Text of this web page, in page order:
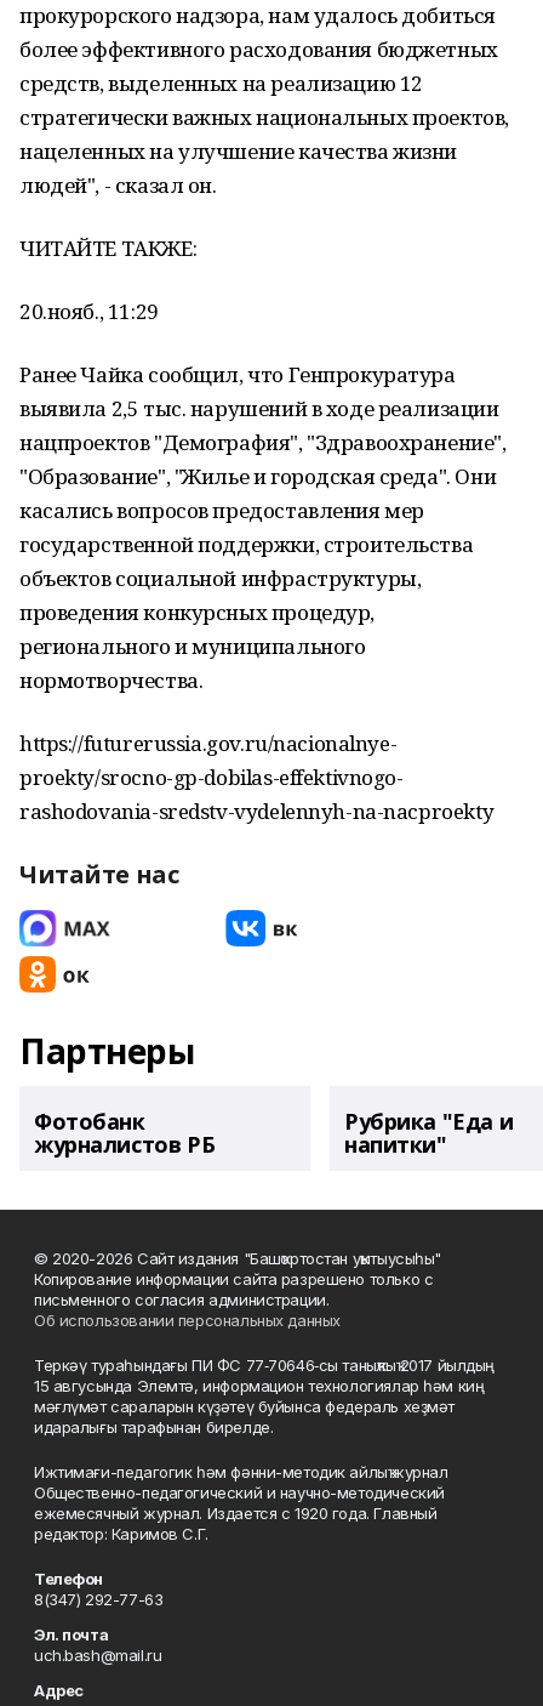
прокурорского надзора, нам удалось добиться
более эффективного расходования бюджетных
средств, выделенных на реализацию 12
стратегически важных национальных проектов,
нацеленных на улучшение качества жизни
людей", - сказал он.
ЧИТАЙТЕ ТАКЖЕ:
20.нояб., 11:29
Ранее Чайка сообщил, что Генпрокуратура
выявила 2,5 тыс. нарушений в ходе реализации
нацпроектов "Демография", "Здравоохранение",
"Образование", "Жилье и городская среда". Они
касались вопросов предоставления мер
государственной поддержки, строительства
объектов социальной инфраструктуры,
проведения конкурсных процедур,
регионального и муниципального
нормотворчества.
https://futurerussia.gov.ru/nacionalnye-
proekty/srocno-gp-dobilas-effektivnogo-
rashodovania-sredstv-vydelennyh-na-nacproekty
Читайте нас
Партнеры
Фотобанк
журналистов РБ
Рубрика "Еда и
напитки"
© 2020-2026 Сайт издания "Башҡортостан уҡытыусыһы"
Копирование информации сайта разрешено только с
письменного согласия администрации.
Об использовании персональных данных
Теркәү тураһындағы ПИ ФС 77‑70646‑сы таныҡлыҡ 2017 йылдың
15 авгусында Элемтә, информацион технологиялар һәм киң
мәғлүмәт сараларын күҙәтеү буйынса федераль хеҙмәт
идаралығы тарафынан бирелде.
Ижтимағи-педагогик һәм фәнни-методик айлыҡ журнал
Общественно-педагогический и научно-методический
ежемесячный журнал. Издается с 1920 года. Главный
редактор: Каримов С.Г.
Телефон
8(347) 292-77-63
Эл. почта
uch.bash@mail.ru
Адрес